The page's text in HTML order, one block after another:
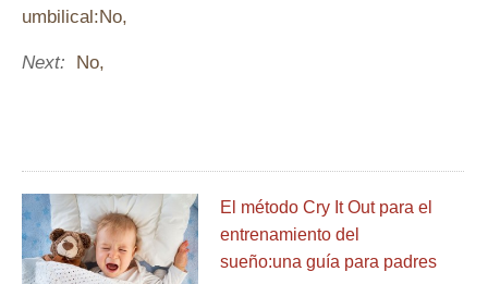
umbilical:No,
Next: No,
El método Cry It Out para el
entrenamiento del
sueño:una guía para padres